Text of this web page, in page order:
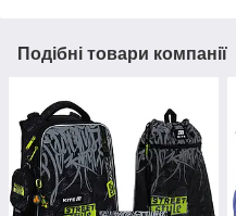
Подібні товари компанії